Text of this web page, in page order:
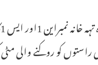
کو روکنے والی